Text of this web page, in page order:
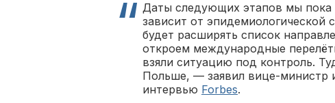
Даты следующих этапов мы пока
зависит от эпидемиологической
будет расширять список
откроем международные
взяли ситуацию под контроль.
Польше, — заявил вице-министр
интервью Forbes.